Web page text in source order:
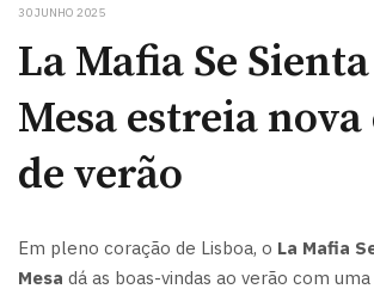
30 JUNHO 2025
La Mafia Se
Mesa estreia
de verão
Em pleno coração de Lisboa, o La Mafia
Mesa dá as boas-vindas ao verão com